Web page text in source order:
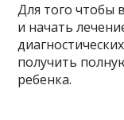
Для того чтобы
и начать
получить
ребенка.